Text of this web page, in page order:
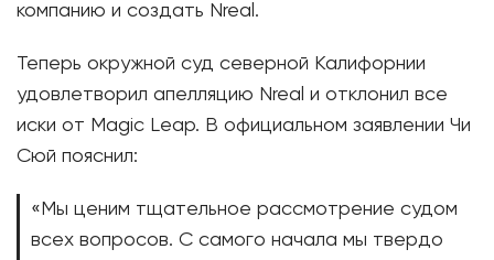
компанию и создать Nreal.
Теперь окружной суд северной Калифорнии
удовлетворил апелляцию Nreal и отклонил все
иски от Magic Leap. В официальном заявлении Чи
Сюй пояснил:
«Мы ценим тщательное рассмотрение судом
всех вопросов. С самого начала мы твердо